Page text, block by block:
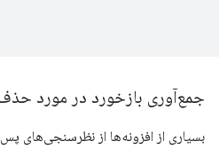
جمع‌آوری بازخورد در مورد
بسیاری از افزونه‌ها از نظرسنجی‌های